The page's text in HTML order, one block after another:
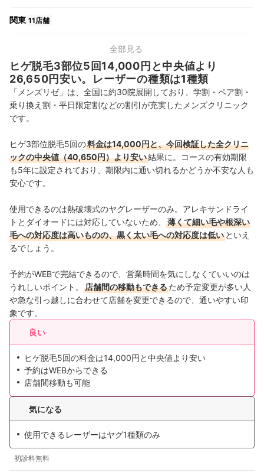
関東 11店舗
関西 4店舗
中国・四国 1店舗
九州・沖縄
全部見る
ヒゲ脱毛3部位5回14,000円と中央値より
26,650円安い。レーザーの種類は1種類
「メンズリゼ」は、全国に約30院展開しており、学割・ペア割・
乗り換え割・平日限定割などの割引が充実したメンズクリニック
です。
ヒゲ3部位脱毛5回の料金は14,000円と、今回検証した全クリニ
ックの中央値（40,650円）より安い結果に。コースの有効期限
も5年に設定されており、期限内に通い切れるかどうか不安な人も
安心です。
使用できるのは熱破壊式のヤグレーザーのみ。アレキサンドライ
トとダイオードには対応していないため、
薄くて細い毛や根深い
毛への対応度は高いものの、黒く太い毛への対応度は低い といえ
るでしょう。
予約がWEBで完結できるので、営業時間を気にしなくていいのは
うれしいポイント。
店舗間の移動もできるため予定変更が多い人
や急な引っ越しに合わせて店舗を変更できるので、通いやすい印
象です。
良い
ヒゲ脱毛5回の料金は14,000円と中央値より安い
予約はWEBからできる
店舗間移動も可能
気になる
使用できるレーザーはヤグ1種類のみ
初診料無料